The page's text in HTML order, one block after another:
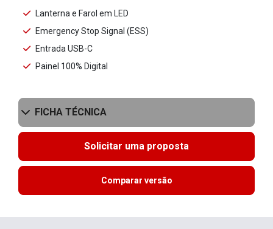
Lanterna e Farol em LED
Emergency Stop Signal (ESS)
Entrada USB-C
Painel 100% Digital
FICHA TÉCNICA
Solicitar uma proposta
Comparar versão